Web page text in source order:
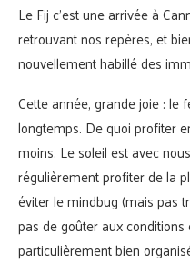
Le Fij c’est une arrivée à
retrouvant nos repères, et
nouvellement habillé des
Cette année, grande joie : le
longtemps. De quoi profiter
moins. Le soleil est avec
régulièrement profiter de la
éviter le mindbug (mais pas
pas de goûter aux
particulièrement bien